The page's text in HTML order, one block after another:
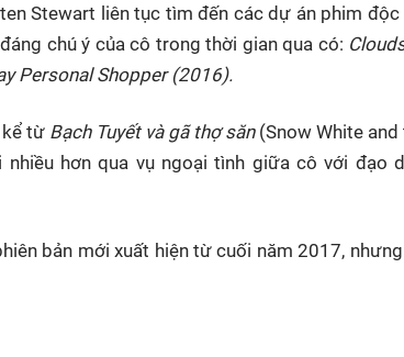
Stewart liên tục tìm đến các dự án phim độc
chú ý của cô trong thời gian qua có:
Personal Shopper (2016).
kể từ Bạch Tuyết và gã thợ săn(Snow White and
hơn qua vụ ngoại tình giữa cô với đạo
bản mới xuất hiện từ cuối năm 2017,